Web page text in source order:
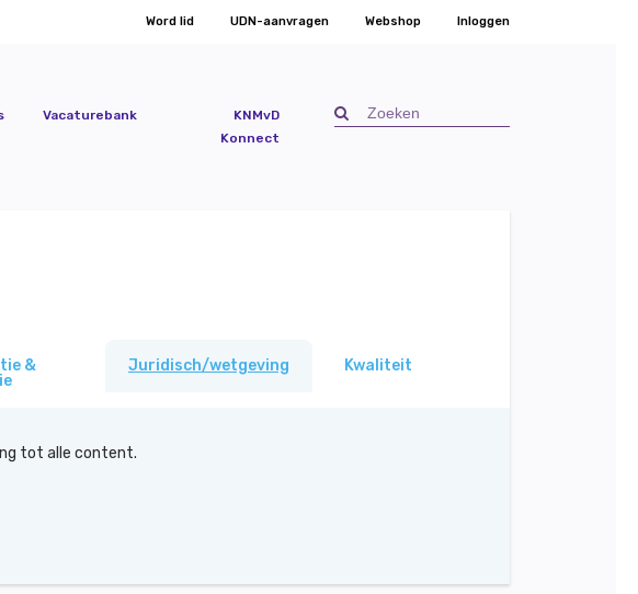
Word lid UDN-aanvragen Webshop Inloggen
Vacaturebank
KNMvD
Konnect
&
Juridisch/wetgeving Kwaliteit
tot alle content.